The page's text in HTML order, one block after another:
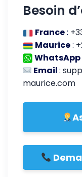
Besoin
France:
Maurice:
WhatsApp
Email:
maurice.com